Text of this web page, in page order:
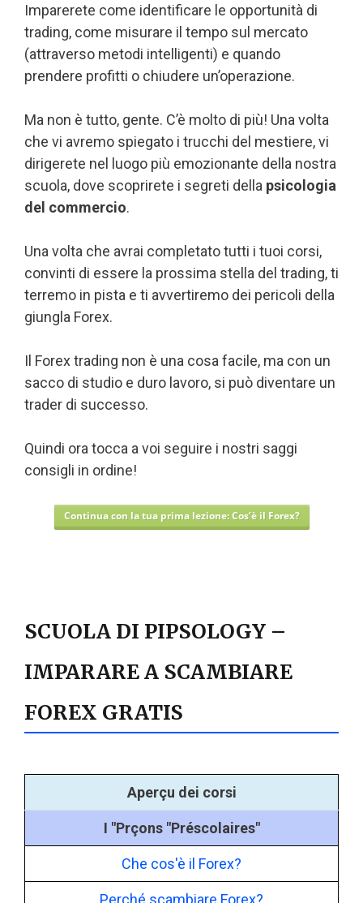
Imparerete come identificare le opportunità di
trading, come misurare il tempo sul mercato
(attraverso metodi intelligenti) e quando
prendere profitti o chiudere un’operazione.
Ma non è tutto, gente. C’è molto di più! Una volta
che vi avremo spiegato i trucchi del mestiere, vi
dirigerete nel luogo più emozionante della nostra
scuola, dove scoprirete i segreti della psicologia
del commercio.
Una volta che avrai completato tutti i tuoi corsi,
convinti di essere la prossima stella del trading, ti
terremo in pista e ti avvertiremo dei pericoli della
giungla Forex.
Il Forex trading non è una cosa facile, ma con un
sacco di studio e duro lavoro, si può diventare un
trader di successo.
Quindi ora tocca a voi seguire i nostri saggi
consigli in ordine!
Continua con la tua prima lezione: Cos’è il Forex?
SCUOLA DI PIPSOLOGY –
IMPARARE A SCAMBIARE
FOREX GRATIS
Aperçu dei corsi
I "Prçons "Préscolaires"
Che cos'è il Forex?